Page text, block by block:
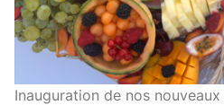
Inauguration de nos